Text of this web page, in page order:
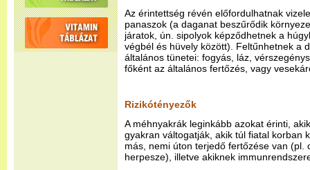
Az érintettség révén előfordulhatnak
panaszok (a daganat beszűrődik
járatok, ún. sipolyok képződhetnek a
végbél és hüvely között). Feltűnhetnek a
általános tünetei: fogyás, láz,
főként az általános fertőzés, vagy
Rizikótényezők
A méhnyakrák leginkább azokat érinti,
gyakran váltogatják, akik túl fiatal korban
más, nemi úton terjedő fertőzése van (pl.
herpesze), illetve akiknek